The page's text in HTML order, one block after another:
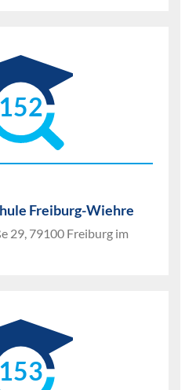
Freiburg-Wiehre
29, 79100 Freiburg im